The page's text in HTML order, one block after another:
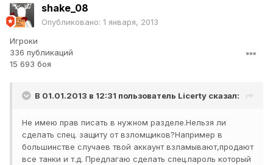
shake_08
Опубликовано: 1 января, 2013
Игроки
336 публикаций
15 693 боя
В 01.01.2013 в 12:31 пользователь Licerty сказал:
Не имею прав писать в нужном разделе.Нельзя ли
сделать спец. защиту от взломщиков?Например в
большинстве случаев твой аккаунт взламывают,продают
все танки и т.д. Предлагаю сделать спец.пароль который